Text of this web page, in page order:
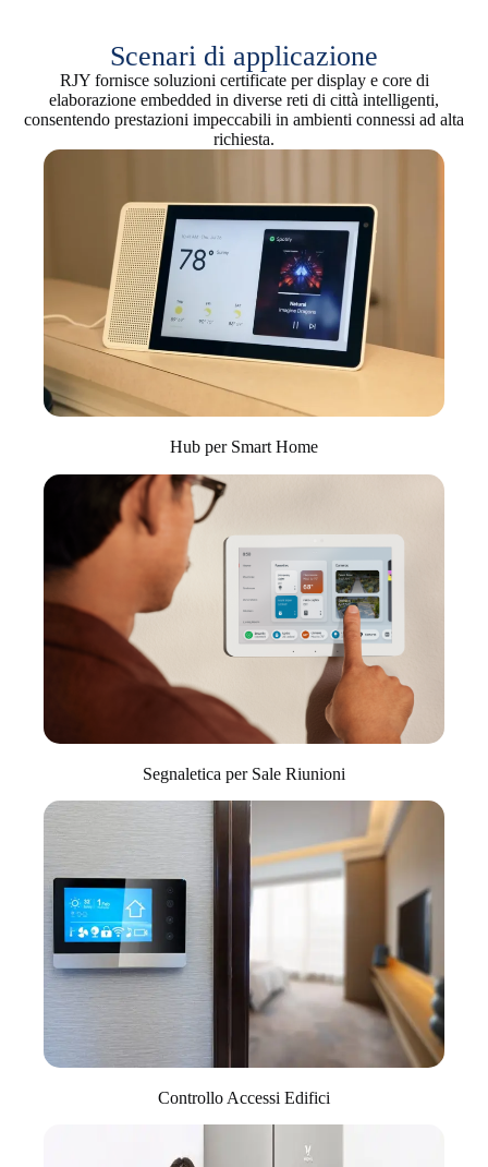
Scenari di applicazione
RJY fornisce soluzioni certificate per display e core di
elaborazione embedded in diverse reti di città intelligenti,
consentendo prestazioni impeccabili in ambienti connessi ad alta
richiesta.
Hub per Smart Home
Segnaletica per Sale Riunioni
Controllo Accessi Edifici